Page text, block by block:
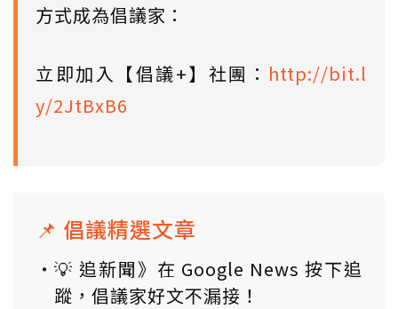
方式成為倡議家：
立即加入【倡議+】社團： http://bit.l
y/2JtBxB6
📌 倡議精選文章
💡 追新聞》在 Google News 按下追
蹤，倡議家好文不漏接！